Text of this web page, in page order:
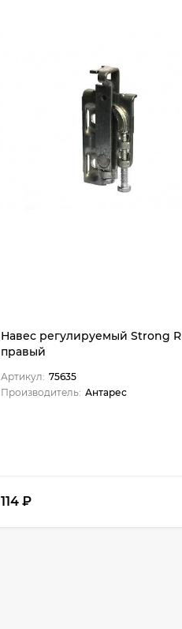
Навес регулируемый Strong R
правый
Артикул: 75635
Производитель: Антарес
114₽